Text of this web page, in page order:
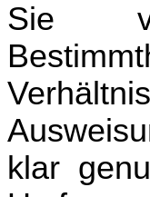
Sie
klar